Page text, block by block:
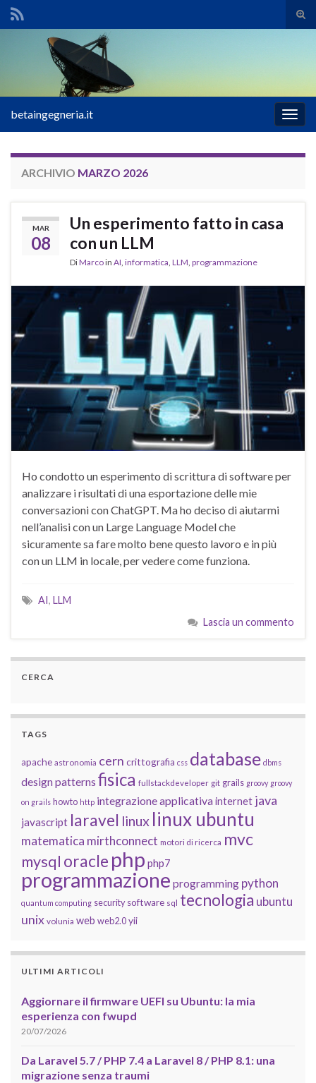
il
Search for:
la
betaingegneria.it
ARCHIVIO MARZO 2026
MAR
08
Un esperimento fatto in casa
con un LLM
DiMarcoin AI informatica LLM programmazione
Ho condotto un esperimento di scrittura di software per
analizzare i risultati di una esportazione delle mie
conversazioni con ChatGPT. Ma ho deciso di aiutarmi
nell’analisi con un Large Language Model che
sicuramente sa fare molto bene questo lavoro e in più
con un LLM in locale, per vedere come funziona.
AI, LLM
Lascia un commento
CERCA
TAGS
apache astronomia cern crittografia css database dbms
design patterns fisica fullstackdeveloper git grails groovy groovy
on grails howto http integrazione applicativainternet java
javascript laravel linux linux ubuntu
matematica mirthconnect motori di ricerca mvc
mysql oracle php php7
programmazione programming python
quantum computing security software sql tecnologia ubuntu
unix volunia web web2.0 yii
ULTIMI ARTICOLI
Aggiornare il firmware UEFI su Ubuntu: la mia
esperienza con fwupd
20/07/2026
Da Laravel 5.7 / PHP 7.4 a Laravel 8 / PHP 8.1: una
migrazione senza traumi